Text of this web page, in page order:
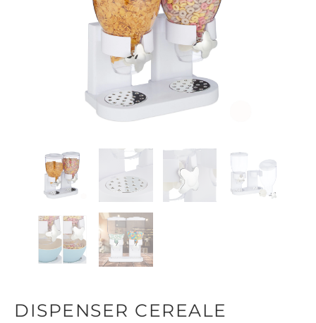
DISPENSER CEREALE